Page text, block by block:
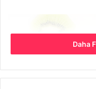
Daha